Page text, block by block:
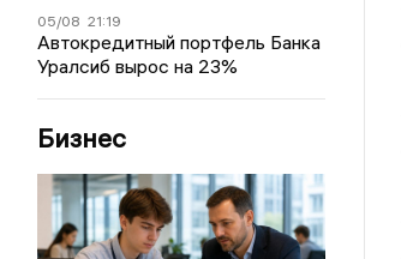
05/08 21:19
Автокредитный портфель Банка
Уралсиб вырос на 23%
Бизнес